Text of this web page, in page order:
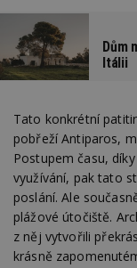
Dům
Itálii
Tato konkrétní
pobřeží Antiparos,
Postupem času,
využívání, pak tato
poslání. Ale
plážové útočiště.
z něj vytvořili
krásně